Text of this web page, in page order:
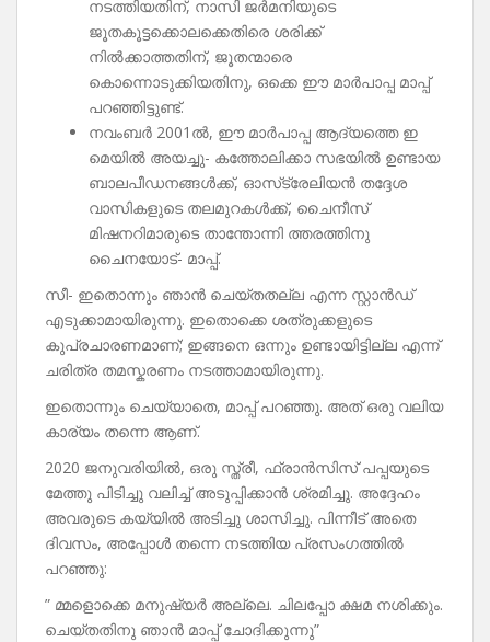
നടത്തിയതിന്, നാസി ജർമനിയുടെ
ജൂതകൂട്ടക്കൊലക്കെതിരെ ശരിക്ക്
നിൽക്കാത്തതിന്, ജൂതന്മാരെ
കൊന്നൊടുക്കിയതിനു, ഒക്കെ ഈ മാർപാപ്പ മാപ്പ്
പറഞ്ഞിട്ടുണ്ട്.
നവംബർ 2001ൽ, ഈ മാർപാപ്പ ആദ്യത്തെ ഇ
മെയിൽ അയച്ചു- കത്തോലിക്കാ സഭയിൽ ഉണ്ടായ
ബാലപീഡനങ്ങൾക്ക്, ഓസ്‌ട്രേലിയൻ തദ്ദേശ
വാസികളുടെ തലമുറകൾക്ക്, ചൈനീസ്
മിഷനറിമാരുടെ താന്തോന്നി ത്തരത്തിനു
ചൈനയോട്- മാപ്പ്.
സീ- ഇതൊന്നും ഞാൻ ചെയ്തതല്ല എന്ന സ്റ്റാൻഡ്
എടുക്കാമായിരുന്നു. ഇതൊക്കെ ശത്രുക്കളുടെ
കുപ്രചാരണമാണ്; ഇങ്ങനെ ഒന്നും ഉണ്ടായിട്ടില്ല എന്ന്
ചരിത്ര തമസ്കരണം നടത്താമായിരുന്നു.
ഇതൊന്നും ചെയ്യാതെ, മാപ്പ് പറഞ്ഞു. അത് ഒരു വലിയ
കാര്യം തന്നെ ആണ്.
2020 ജനുവരിയിൽ, ഒരു സ്ത്രീ, ഫ്രാൻസിസ് പപ്പയുടെ
മേത്തു പിടിച്ചു വലിച്ച് അടുപ്പിക്കാൻ ശ്രമിച്ചു. അദ്ദേഹം
അവരുടെ കയ്യിൽ അടിച്ചു ശാസിച്ചു. പിന്നീട് അതെ
ദിവസം, അപ്പോൾ തന്നെ നടത്തിയ പ്രസംഗത്തിൽ
പറഞ്ഞു:
” മ്മളൊക്കെ മനുഷ്യർ അല്ലെ. ചിലപ്പോ ക്ഷമ നശിക്കും.
ചെയ്തതിനു ഞാൻ മാപ്പ് ചോദിക്കുന്നു”